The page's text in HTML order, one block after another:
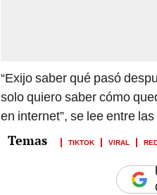
“Exijo saber qué pasó
solo quiero saber cómo
en internet”, se lee entre
TIKTOK VIRAL